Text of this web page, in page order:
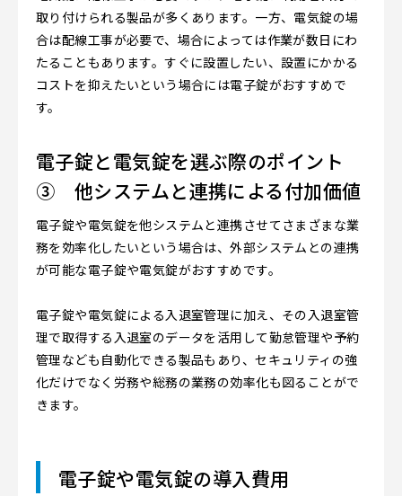
取り付けられる製品が多くあります。一方、電気錠の場
合は配線工事が必要で、場合によっては作業が数日にわ
たることもあります。すぐに設置したい、設置にかかる
コストを抑えたいという場合には電子錠がおすすめで
す。
電子錠と電気錠を選ぶ際のポイント
③ 他システムと連携による付加価値
電子錠や電気錠を他システムと連携させてさまざまな業
務を効率化したいという場合は、外部システムとの連携
が可能な電子錠や電気錠がおすすめです。
電子錠や電気錠による入退室管理に加え、その入退室管
理で取得する入退室のデータを活用して勤怠管理や予約
管理なども自動化できる製品もあり、セキュリティの強
化だけでなく労務や総務の業務の効率化も図ることがで
きます。
電子錠や電気錠の導入費用